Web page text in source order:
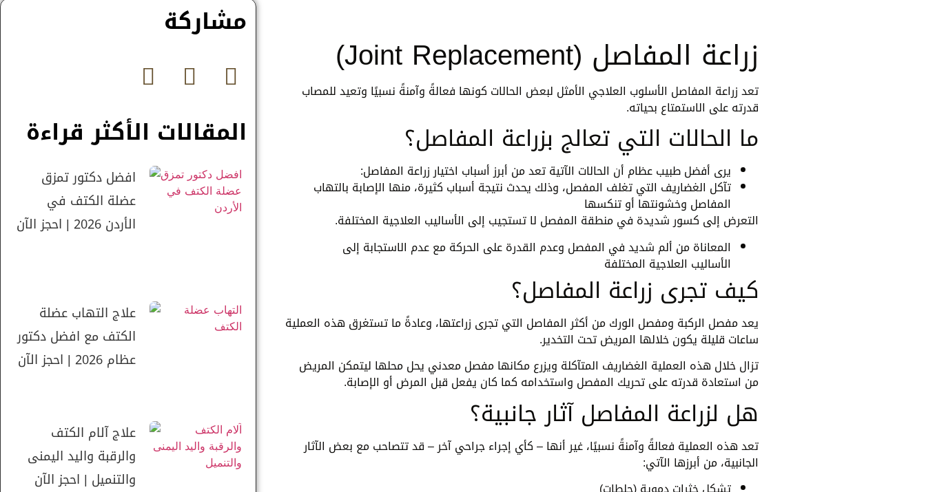
مشاركة
المقالات الأكثر قراءة
افضل دكتور تمزق
عضلة الكتف في
الأردن 2026 | احجز الآن
علاج التهاب عضلة
الكتف مع افضل دكتور
عظام 2026 | احجز الآن
علاج آلام الكتف
والرقبة واليد اليمنى
والتنميل | احجز الآن
زراعة المفاصل (Joint Replacement)
تعد زراعة المفاصل الأسلوب العلاجي الأمثل لبعض الحالات كونها فعالةً وآمنةً نسبيًا وتعيد للمصاب
قدرته على الاستمتاع بحياته.
ما الحالات التي تعالج بزراعة المفاصل؟
يرى أفضل طبيب عظام أن الحالات الآتية تعد من أبرز أسباب اختيار زراعة المفاصل:
تآكل الغضاريف التي تغلف المفصل، وذلك يحدث نتيجة أسباب كثيرة، منها الإصابة بالتهاب
المفاصل وخشونتها أو تنكسها
التعرض إلى كسور شديدة في منطقة المفصل لا تستجيب إلى الأساليب العلاجية المختلفة.
المعاناة من ألم شديد في المفصل وعدم القدرة على الحركة مع عدم الاستجابة إلى
الأساليب العلاجية المختلفة
كيف تجرى زراعة المفاصل؟
يعد مفصل الركبة ومفصل الورك من أكثر المفاصل التي تجرى زراعتها، وعادةً ما تستغرق هذه العملية
ساعات قليلة يكون خلالها المريض تحت التخدير.
تزال خلال هذه العملية الغضاريف المتآكلة ويزرع مكانها مفصل معدني يحل محلها ليتمكن المريض
من استعادة قدرته على تحريك المفصل واستخدامه كما كان يفعل قبل المرض أو الإصابة.
هل لزراعة المفاصل آثار جانبية؟
تعد هذه العملية فعالةً وآمنةً نسبيًا، غير أنها – كأي إجراء جراحي آخر – قد تتصاحب مع بعض الآثار
الجانبية، من أبرزها الآتي: